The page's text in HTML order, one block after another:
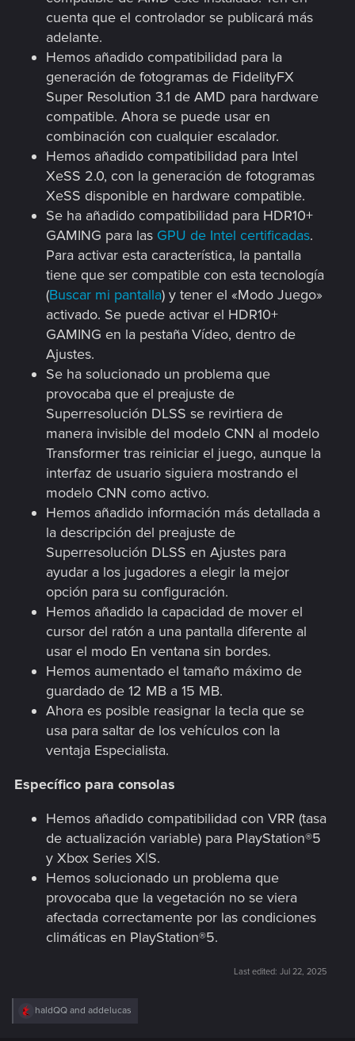
cuenta que el controlador se publicará más
adelante.
Hemos añadido compatibilidad para la
generación de fotogramas de FidelityFX
Super Resolution 3.1 de AMD para hardware
compatible. Ahora se puede usar en
combinación con cualquier escalador.
Hemos añadido compatibilidad para Intel
XeSS 2.0, con la generación de fotogramas
XeSS disponible en hardware compatible.
Se ha añadido compatibilidad para HDR10+
GAMING para las GPU de Intel certificadas.
Para activar esta característica, la pantalla
tiene que ser compatible con esta tecnología
(Buscar mi pantalla) y tener el «Modo Juego»
activado. Se puede activar el HDR10+
GAMING en la pestaña Vídeo, dentro de
Ajustes.
Se ha solucionado un problema que
provocaba que el preajuste de
Superresolución DLSS se revirtiera de
manera invisible del modelo CNN al modelo
Transformer tras reiniciar el juego, aunque la
interfaz de usuario siguiera mostrando el
modelo CNN como activo.
Hemos añadido información más detallada a
la descripción del preajuste de
Superresolución DLSS en Ajustes para
ayudar a los jugadores a elegir la mejor
opción para su configuración.
Hemos añadido la capacidad de mover el
cursor del ratón a una pantalla diferente al
usar el modo En ventana sin bordes.
Hemos aumentado el tamaño máximo de
guardado de 12 MB a 15 MB.
Ahora es posible reasignar la tecla que se
usa para saltar de los vehículos con la
ventaja Especialista.
Específico para consolas
Hemos añadido compatibilidad con VRR (tasa
de actualización variable) para PlayStation®5
y Xbox Series X|S.
Hemos solucionado un problema que
provocaba que la vegetación no se viera
afectada correctamente por las condiciones
climáticas en PlayStation®5.
Last edited: Jul 22, 2025
R
haldQQ and addelucas